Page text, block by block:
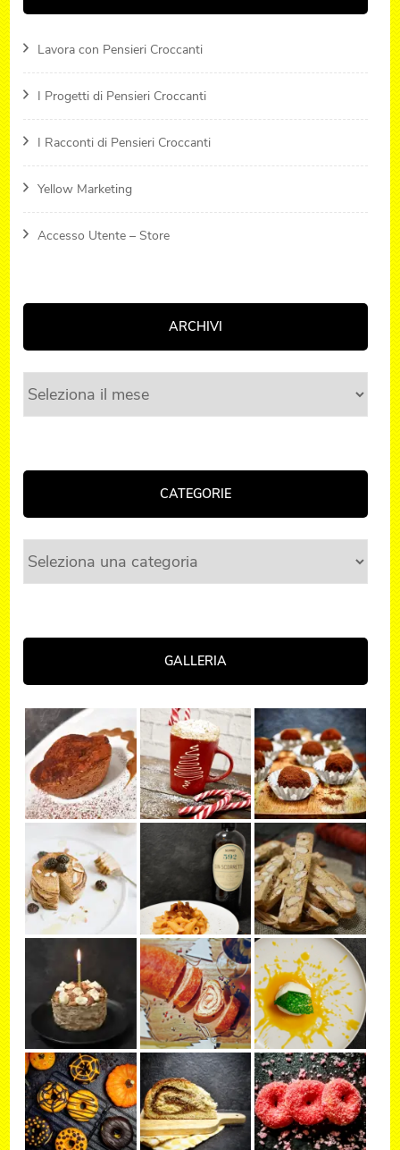
Lavora con Pensieri Croccanti
I Progetti di Pensieri Croccanti
I Racconti di Pensieri Croccanti
Yellow Marketing
Accesso Utente – Store
ARCHIVI
Archivi
CATEGORIE
Categorie
GALLERIA